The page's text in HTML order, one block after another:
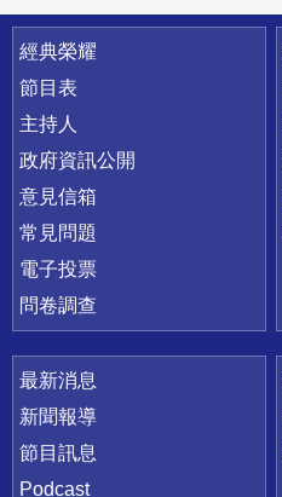
快速連結
經典榮耀
節目表
主持人
政府資訊公開
意見信箱
常見問題
電子投票
問卷調查
最新消息
新聞報導
節目訊息
Podcast